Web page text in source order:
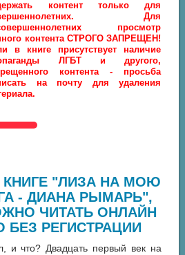
контент только для
Для
просмотр
контента СТРОГО ЗАПРЕЩЕН!
в книге присутствует наличие
ЛГБТ и другого,
контента - просьба
на почту для удаления
КНИГЕ "ЛИЗА НА МОЮ
- ДИАНА РЫМАРЬ",
ЧИТАТЬ ОНЛАЙН
БЕЗ РЕГИСТРАЦИИ
и что? Двадцать первый век на